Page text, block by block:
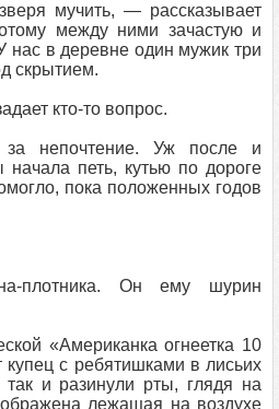
мучить, — рассказывает
между ними зачастую и
нас в деревне один мужик три
скрытием.
кто-то вопрос.
непочтение. Уж после и
начала петь, кутью по дороге
пока положенных годов
плотника. Он ему шурин
«Американка огнеетка 10
купец с ребятишками в лисьих
так и разинули рты, глядя на
лежащая на воздухе